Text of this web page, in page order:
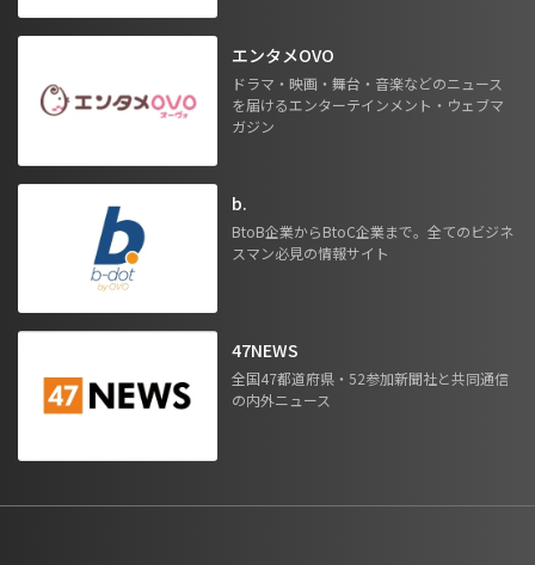
エンタメOVO
ドラマ・映画・舞台・音楽などのニュース
を届けるエンターテインメント・ウェブマ
ガジン
b.
BtoB企業からBtoC企業まで。全てのビジネ
スマン必見の情報サイト
47NEWS
全国47都道府県・52参加新聞社と共同通信
の内外ニュース